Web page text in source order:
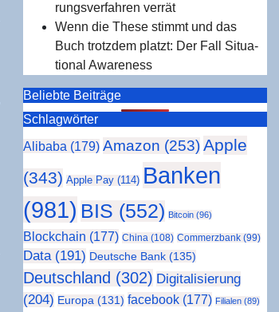
rungs­ver­fah­ren verrät
Wenn die The­se stimmt und das
Buch trotz­dem platzt: Der Fall Situa­
tio­nal Awareness
Beliebte Beiträge
Schlag­wör­ter
Alibaba (179) Amazon (253)Apple
(343) Apple Pay (114) Banken
(981) BIS (552) Bitcoin (96)
Blockchain (177) China (108) Commerzbank (99)
Data(191) Deutsche Bank (135)
Deutschland (302) Digitalisierung
(204) Europa (131) facebook (177) Filialen (89)